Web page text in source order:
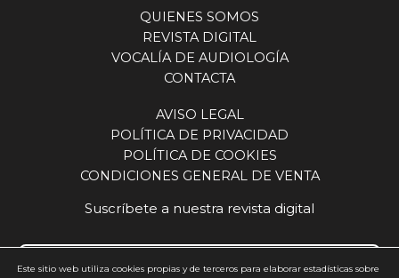
QUIENES SOMOS
REVISTA DIGITAL
VOCALÍA DE AUDIOLOGÍA
CONTACTA
AVISO LEGAL
POLÍTICA DE PRIVACIDAD
POLÍTICA DE COOKIES
CONDICIONES GENERAL DE VENTA
Suscríbete a nuestra revista digital
Este sitio web utiliza cookies propias y de terceros para elaborar estadísticas sobre